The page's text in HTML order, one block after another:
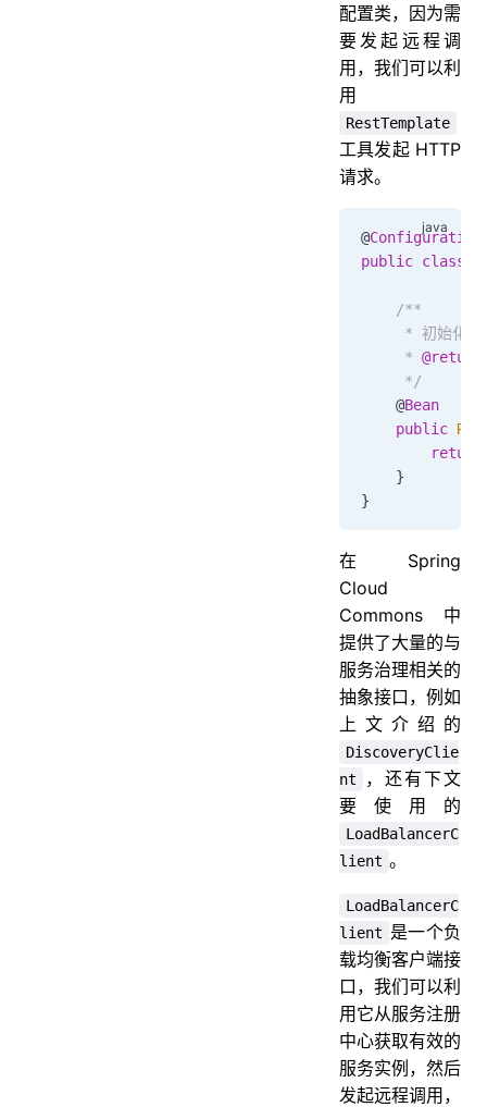
配置类，因为需
要发起远程调
用，我们可以利
用
RestTemplate
工具发起 HTTP
请求。
@Configuration
public class
    /**
* 初始化
     *
@return
     */
    @
Bean
    public
        return
    }
}
在 Spring
Cloud
Commons 中
提供了大量的与
服务治理相关的
抽象接口，例如
上文介绍的
DiscoveryClie
nt
，还有下文
要使用的
LoadBalancerC
lient 。
LoadBalancerC
lient 是一个负
载均衡客户端接
口，我们可以利
用它从服务注册
中心获取有效的
服务实例，然后
发起远程调用，